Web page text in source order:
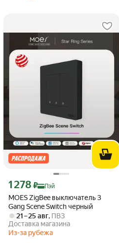
MOES ZigBee выключатель 3
Gang Scene Switch черный
Цена с картой Яндекс Пэй 1278 ₽ вместо
1 278 ₽ Пэй
21 – 25 авг, ПВЗ
Доставка магазина
Из-за рубежа